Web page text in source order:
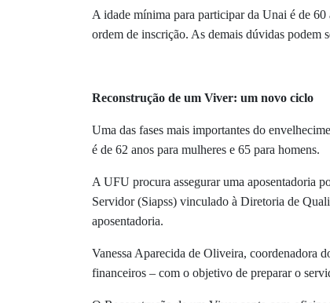
A idade mínima para participar da Unai é de
ordem de inscrição. As demais dúvidas podem
Reconstrução de um Viver: um novo ciclo
Uma das fases mais importantes do
é de 62 anos para mulheres e 65 para homens.
A UFU procura assegurar uma aposentadoria
Servidor (Siapss) vinculado à Diretoria de
aposentadoria.
Vanessa Aparecida de Oliveira, coordenadora
financeiros – com o objetivo de preparar o